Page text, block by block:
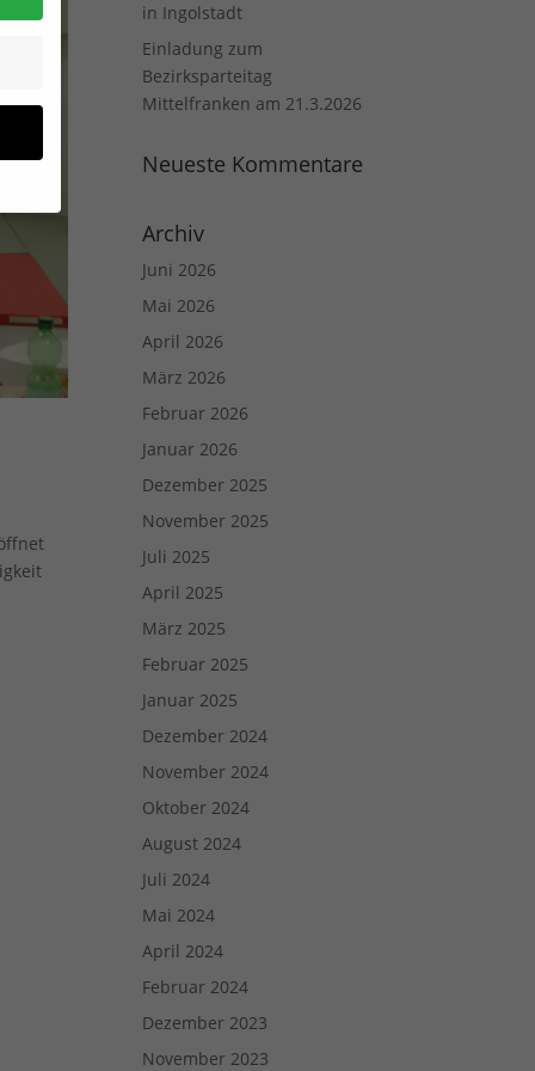
in Ingolstadt
Einladung zum
Bezirksparteitag
Mittelfranken am 21.3.2026
Neueste Kommentare
Archiv
Juni 2026
Mai 2026
April 2026
März 2026
Februar 2026
Januar 2026
Dezember 2025
November 2025
Juli 2025
April 2025
März 2025
Februar 2025
Januar 2025
Dezember 2024
November 2024
Oktober 2024
August 2024
Juli 2024
Mai 2024
April 2024
Februar 2024
Dezember 2023
November 2023
und
Zurück
Externe Medien